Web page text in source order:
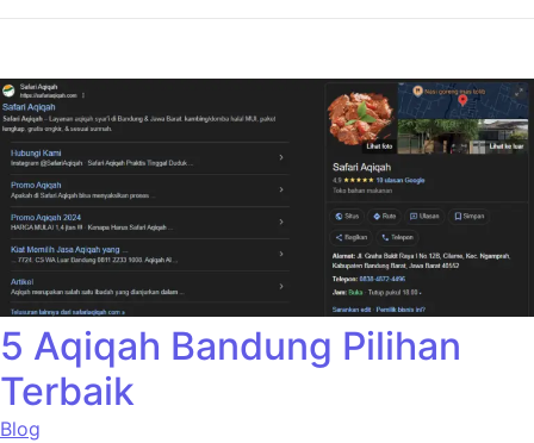
5 Aqiqah Bandung Pilihan
Terbaik
Blog